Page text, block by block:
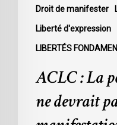
Droit de manifester
Liberté d'expression
LIBERTÉS
ACLC : La
ne devrait